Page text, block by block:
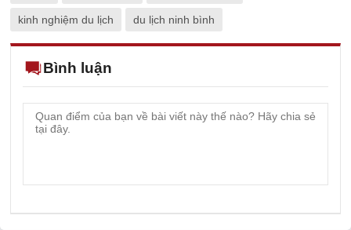
kinh nghiệm du lịch du lịch ninh bình
Bình luận